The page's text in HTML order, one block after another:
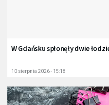
W Gdańsku spłonęły dwie
10 sierpnia 2026 - 15:18